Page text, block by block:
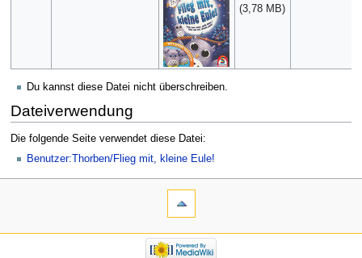
(3,78 MB)
Du kannst diese Datei nicht überschreiben.
Dateiverwendung
Die folgende Seite verwendet diese Datei:
Benutzer:Thorben/Flieg mit, kleine Eule!